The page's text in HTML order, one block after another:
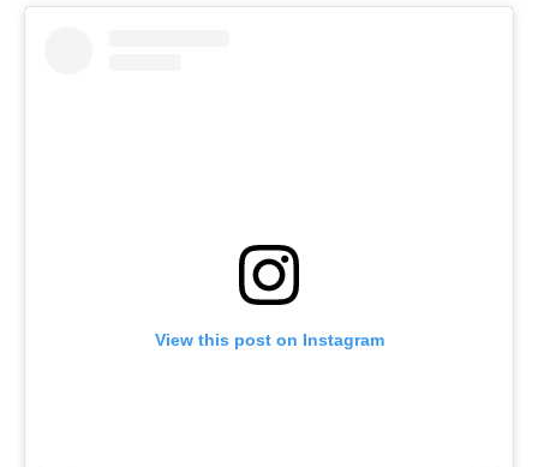
View this post on Instagram